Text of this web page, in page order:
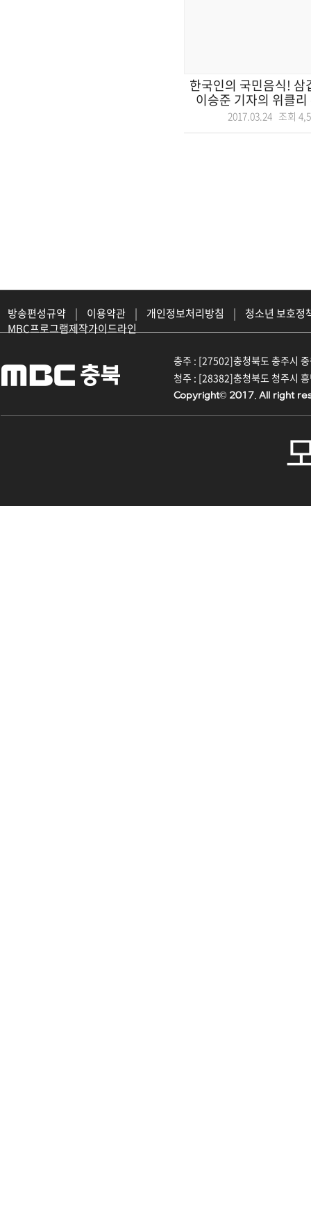
한국인의 국민음식!
이승준 기자의 위클
2017.03.24 조회
방송편성규약 | 이용약관 | 개인정보처리방침 |
청소년 보호정
MBC프로그램제작가이드라인
충주 : [27502]충청북도 충주시
청주 : [28382]충청북도 청주시
Copyright© 2017. All right